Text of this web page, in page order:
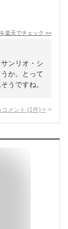
楽天でチェック >>
ンリオ・シ
か。とって
うですね。
メント (1 件) >